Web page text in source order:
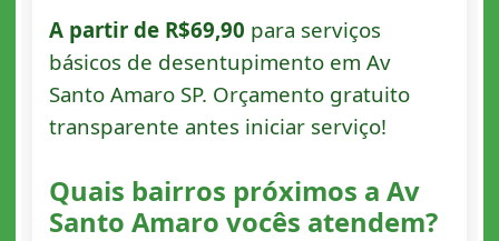
A partir de R$69,90 para serviços
básicos de desentupimento em Av
Santo Amaro SP. Orçamento gratuito
transparente antes iniciar serviço!
Quais bairros próximos a Av
Santo Amaro vocês atendem?